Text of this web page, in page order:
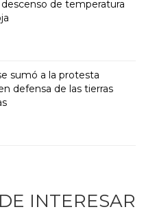
de temperatura
sumó a la protesta
defensa de las tierras
INTERESAR